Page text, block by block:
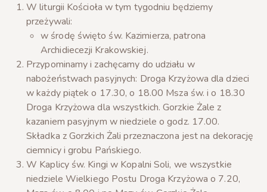
W liturgii Kościoła w tym tygodniu będziemy
przeżywali:
w środę święto św. Kazimierza, patrona
Archidiecezji Krakowskiej.
Przypominamy i zachęcamy do udziału w
nabożeństwach pasyjnych: Droga Krzyżowa dla dzieci
w każdy piątek o 17.30, o 18.00 Msza św. i o 18.30
Droga Krzyżowa dla wszystkich. Gorzkie Żale z
kazaniem pasyjnym w niedziele o godz. 17.00.
Składka z Gorzkich Żali przeznaczona jest na dekorację
ciemnicy i grobu Pańskiego.
W Kaplicy św. Kingi w Kopalni Soli, we wszystkie
niedziele Wielkiego Postu Droga Krzyżowa o 7.20,